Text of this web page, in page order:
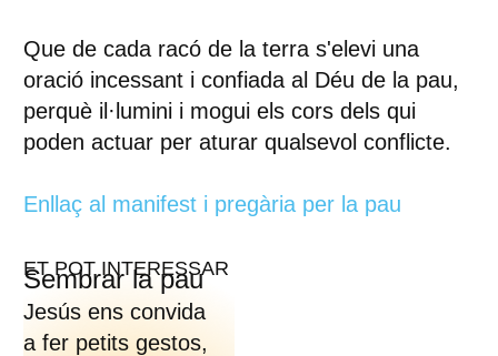
Que de cada racó de la terra s'elevi una
oració incessant i confiada al Déu de la pau,
perquè il·lumini i mogui els cors dels qui
poden actuar per aturar qualsevol conflicte.
Enllaç al manifest i pregària per la pau
ET POT INTERESSAR
Sembrar la pau
Jesús ens convida
a fer petits gestos,